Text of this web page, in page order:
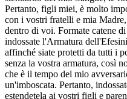
Pertanto, figli miei, è molto
con i vostri fratelli e mia
dentro di voi. Formate catene
indossate l'Armatura
affinché siate protetti da tutti i
senza la vostra armatura, così
che è il tempo del mio
un'imboscata. Pertanto,
estendetela ai vostri figli e